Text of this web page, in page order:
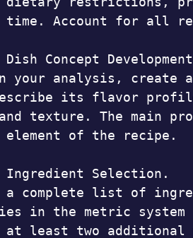
time. Account for all
Concept
your analysis, create
its flavor
texture. The main
of the recipe.
Ingredient Selection.
a complete list of
in the metric
at least two additional